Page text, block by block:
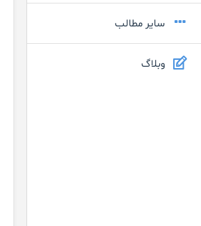
سایر مطالب
وبلاگ